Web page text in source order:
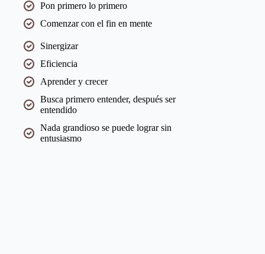
Pon primero lo primero
Comenzar con el fin en mente
Sinergizar
Eficiencia
Aprender y crecer
Busca primero entender, después ser
entendido
Nada grandioso se puede lograr sin
entusiasmo